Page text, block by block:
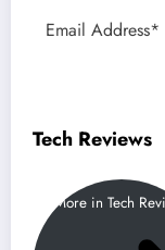
Tech Reviews
More in Tech